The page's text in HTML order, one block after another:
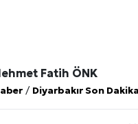
Fatih ÖNK
/ Diyarbakır Son